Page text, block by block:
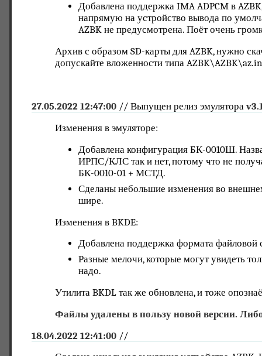
Добавлена поддержка IMA ADPCM в
напрямую на устройство вывода по
AZBK не предусмотрена. Поёт очень
Архив с образом SD-карты для AZBK, нужно
допускайте вложенности типа
27.05.2022 12:47:00 // Выпущен релиз эмулятора
Изменения в эмуляторе:
Добавлена конфигурация БК-0010Ш.
ИРПС/КЛС так и нет, потому что не
БК-0010-01 + МСТД.
Сделаны небольшие изменения во
шире.
Изменения в BKDE:
Добавлена поддержка формата
Разные мелочи, которые могут увидеть
надо.
Утилита BKDL так же обновлена, и тоже
Файлы удалены в пользу новой версии.
18.04.2022 12:41:00 //